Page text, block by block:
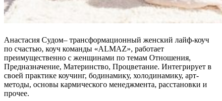
Анастасия Судом– трансформационный женский лайф-коуч
по счастью, коуч команды «ALMAZ», работает
преимущественно с женщинами по темам Отношения,
Предназначение, Материнство, Процветание. Интегрирует в
своей практике коучинг, бодинамику, холодинамику, арт-
методы, основы кармического менеджмента, расстановки и
прочее.